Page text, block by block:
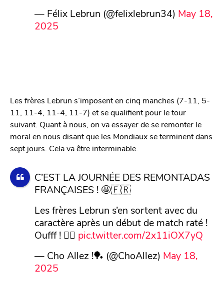
— Félix Lebrun (@felixlebrun34) May 18,
2025
Les frères Lebrun s’imposent en cinq manches (7-11, 5-
11, 11-4, 11-4, 11-7) et se qualifient pour le tour
suivant. Quant à nous, on va essayer de se remonter le
moral en nous disant que les Mondiaux se terminent dans
sept jours. Cela va être interminable.
C’EST LA JOURNÉE DES REMONTADAS
FRANÇAISES ! 🤩🇫🇷
Les frères Lebrun s’en sortent avec du
caractère après un début de match raté !
Oufff ! 😮‍💨 pic.twitter.com/2x11iOX7yQ
— Cho Allez !🏓 (@ChoAllez) May 18,
2025